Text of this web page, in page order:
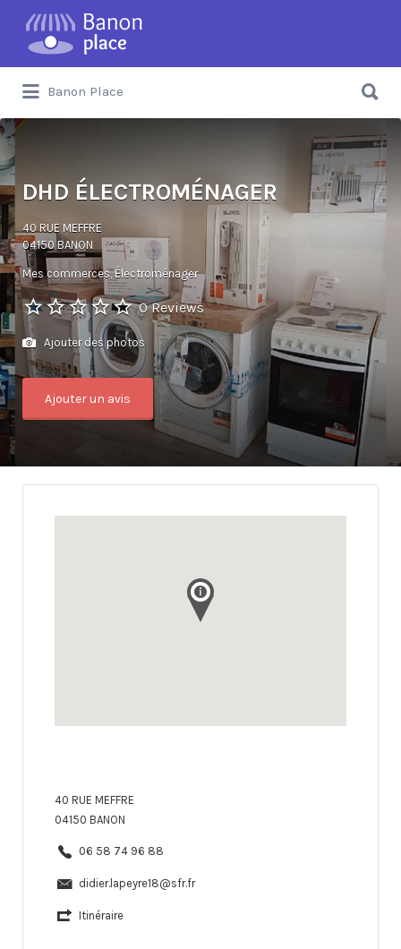
Banon Place
DHD ÉLECTROMÉNAGER
40 RUE MEFFRE
04150 BANON
Mes commerces Électroménager
0 Reviews
Ajouter des photos
Ajouter un avis
40 RUE MEFFRE
04150 BANON
06 58 74 96 88
didier.lapeyre18@sfr.fr
Itinéraire